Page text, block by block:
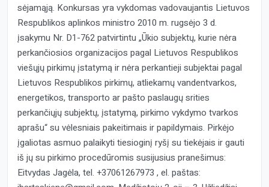
sėjamąją. Konkursas yra vykdomas vadovaujantis Lietuvos
Respublikos aplinkos ministro 2010 m. rugsėjo 3 d.
įsakymu Nr. D1-762 patvirtintu „Ūkio subjektų, kurie nėra
perkančiosios organizacijos pagal Lietuvos Respublikos
viešųjų pirkimų įstatymą ir nėra perkantieji subjektai pagal
Lietuvos Respublikos pirkimų, atliekamų vandentvarkos,
energetikos, transporto ar pašto paslaugų srities
perkančiųjų subjektų, įstatymą, pirkimo vykdymo tvarkos
aprašu“ su vėlesniais pakeitimais ir papildymais. Pirkėjo
įgaliotas asmuo palaikyti tiesioginį ryšį su tiekėjais ir gauti
iš jų su pirkimo procedūromis susijusius pranešimus:
Eitvydas Jagėla, tel. +37061267973 , el. paštas: